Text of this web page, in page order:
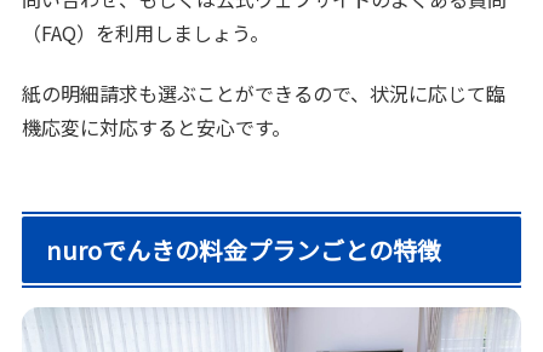
（FAQ）を利用しましょう。
紙の明細請求も選ぶことができるので、状況に応じて臨
機応変に対応すると安心です。
nuroでんきの料金プランごとの特徴